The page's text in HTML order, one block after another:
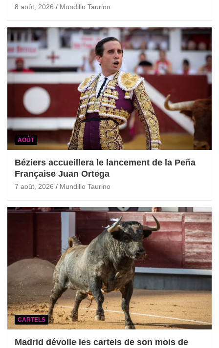
8 août, 2026 Mundillo Taurino
AOÛT
Béziers accueillera le lancement de la Peña
Française Juan Ortega
7 août, 2026 Mundillo Taurino
CARTELS
Madrid dévoile les cartels de son mois de